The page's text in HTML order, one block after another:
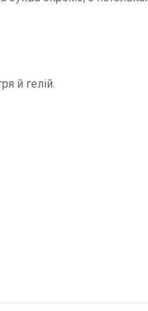
й гелій.